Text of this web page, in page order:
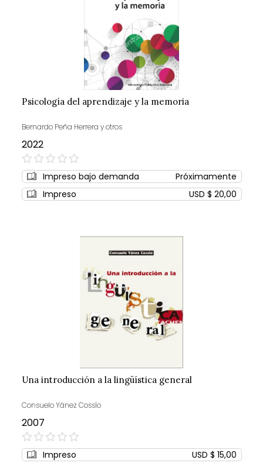
Psicología del aprendizaje y la memoria
Bernardo Peña Herrera y otros
2022
0%
Impreso bajo demanda
Próximamente
Impreso
USD $ 20,00
Una introducción a la lingüística general
Consuelo Yánez Cossío
2007
0%
Impreso USD $ 15,00